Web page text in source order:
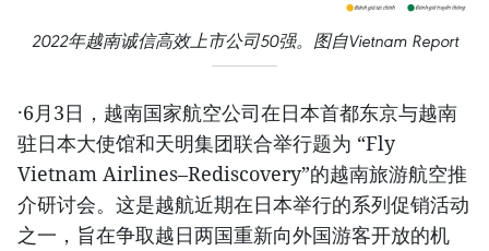
2022年越南诚信高效上市公司50强。图自Vietnam Report
·6月3日，越南国家航空公司在日本首都东京与越南
驻日本大使馆和天明集团联合举行题为 “Fly
Vietnam Airlines–Rediscovery”的越南旅游航空推
介研讨会。这是越航近期在日本举行的系列促销活动
之一，旨在争取越日两国重新向外国游客开放的机